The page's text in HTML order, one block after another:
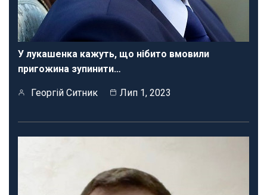
У лукашенка кажуть, що нібито вмовили
пригожина зупинити…
Георгій Ситник Лип 1, 2023